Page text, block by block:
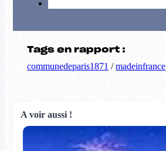
Tags en rapport :
communedeparis1871 /madeinfrance
A voir aussi !